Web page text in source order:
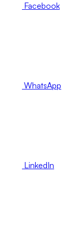
Facebook
WhatsApp
LinkedIn